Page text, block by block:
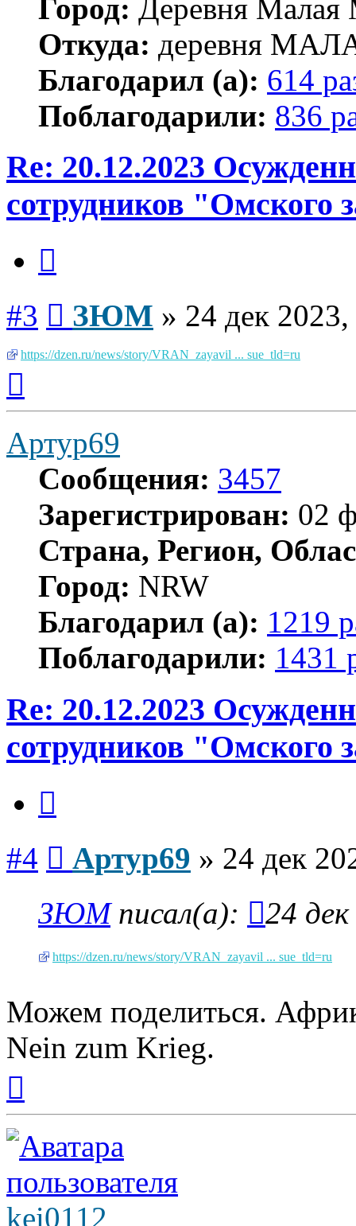
Город: Деревня Малая
Откуда: деревня
Благодарил (а): 614
Поблагодарили: 836
Re: 20.12.2023
сотрудников "Омского
#3 ЗЮМ » 24 дек
https://dzen.ru/news/story/VRAN_zayavil ... sue_tld=ru
началу
Артур69
Сообщения: 3457
Зарегистрирован: 02
Страна, Регион,
Город: NRW
Благодарил (а): 1219
Поблагодарили: 1431
Re: 20.12.2023
сотрудников "Омского
#4 Артур69 » 24 дек
ЗЮМписал(а): 24
https://dzen.ru/news/story/VRAN_zayavil ... sue_tld=ru
Можем поделиться.
Nein zum Krieg.
началу
kei0112